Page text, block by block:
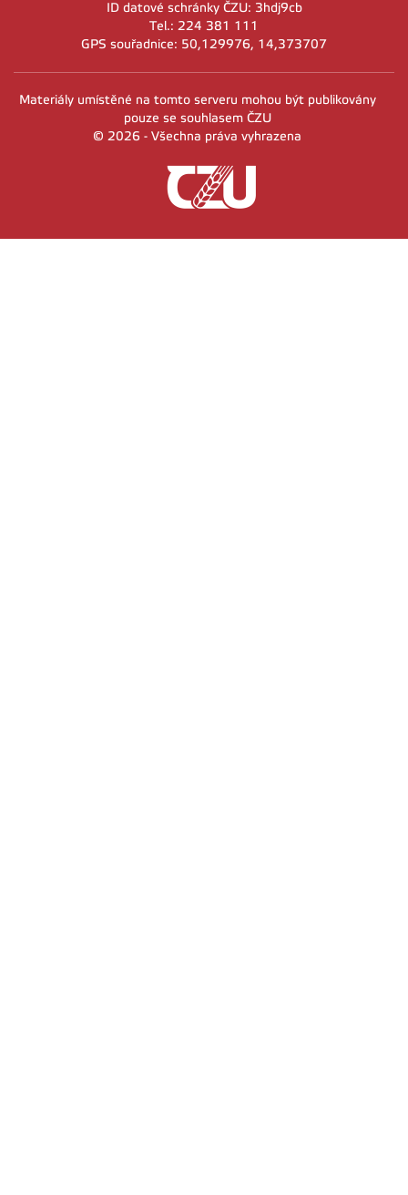
ID datové schránky ČZU: 3hdj9cb
Tel.: 224 381 111
GPS souřadnice: 50,129976, 14,373707
Materiály umístěné na tomto serveru mohou být publikovány
pouze se souhlasem ČZU
© 2026 - Všechna práva vyhrazena